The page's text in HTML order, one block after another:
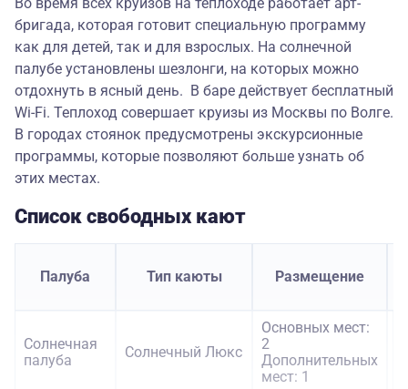
бригада, которая готовит специальную программу
как для детей, так и для взрослых. На солнечной
палубе установлены шезлонги, на которых можно
отдохнуть в ясный день. В баре действует бесплатный
Wi-Fi. Теплоход совершает круизы из Москвы по Волге.
В городах стоянок предусмотрены экскурсионные
программы, которые позволяют больше узнать об
этих местах.
Список свободных кают
Палуба Тип каюты Размещение
Солнечная
палуба
Солнечный Люкс
Основных мест:
2
Дополнительных
мест: 1